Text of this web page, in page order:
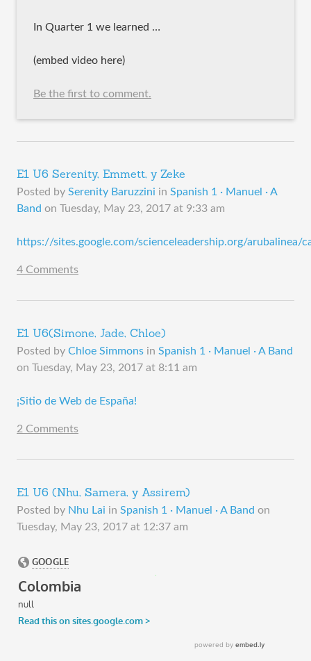
In Quarter 1 we learned …
(embed video here)
Be the first to comment.
E1 U6 Serenity, Emmett, y Zeke
Posted by Serenity Baruzzini in Spanish 1 · Manuel · A
Band on Tuesday, May 23, 2017 at 9:33 am
https://sites.google.com/scienceleadership.org/arubalinea/
4 Comments
E1 U6(Simone, Jade, Chloe)
Posted by Chloe Simmons in Spanish 1 · Manuel · A Band
on Tuesday, May 23, 2017 at 8:11 am
​¡Sitio de Web de España!
2 Comments
E1 U6 (Nhu, Samera, y Assirem)
Posted by Nhu Lai in Spanish 1 · Manuel · A Band on
Tuesday, May 23, 2017 at 12:37 am